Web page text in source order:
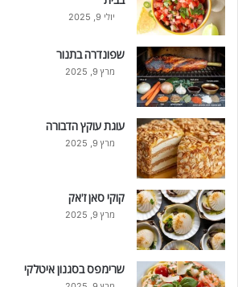
יולי 9, 2025
שפונדרה בתנור
מרץ 9, 2025
עוגת עוקץ הדבורה
מרץ 9, 2025
קוקי סאן ז'אק
מרץ 9, 2025
שרימפס בסגנון איטלקי